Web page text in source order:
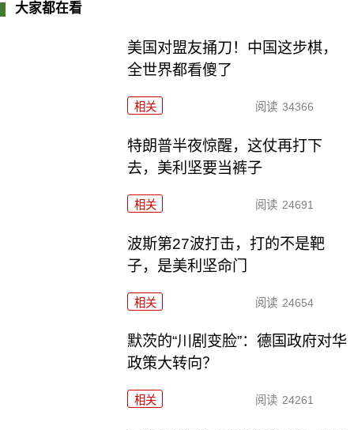
大家都在看
美国对盟友捅刀！中国这步棋，
全世界都看傻了
相关 阅读 34366
特朗普半夜惊醒，这仗再打下
去，美利坚要当裤子
相关 阅读 24691
波斯第27波打击，打的不是靶
子，是美利坚命门
相关 阅读 24654
默茨的“川剧变脸”：德国政府对华
政策大转向？
相关 阅读 24261